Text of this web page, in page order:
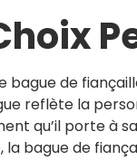
bague de
reflète la
qu’il porte à
la bague de